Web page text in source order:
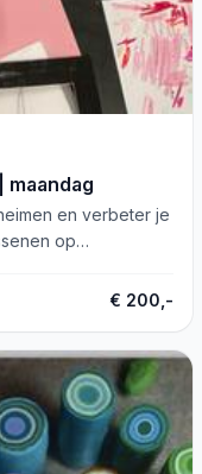
maandag
en verbeter je
op
€ 200,-